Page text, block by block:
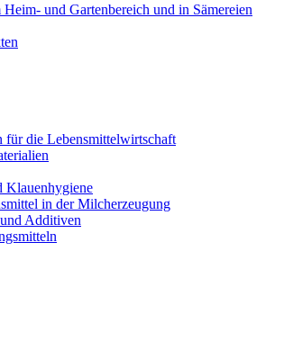
und Gartenbereich und in Sämereien
die Lebensmittelwirtschaft
Klauenhygiene
in der Milcherzeugung
Additiven